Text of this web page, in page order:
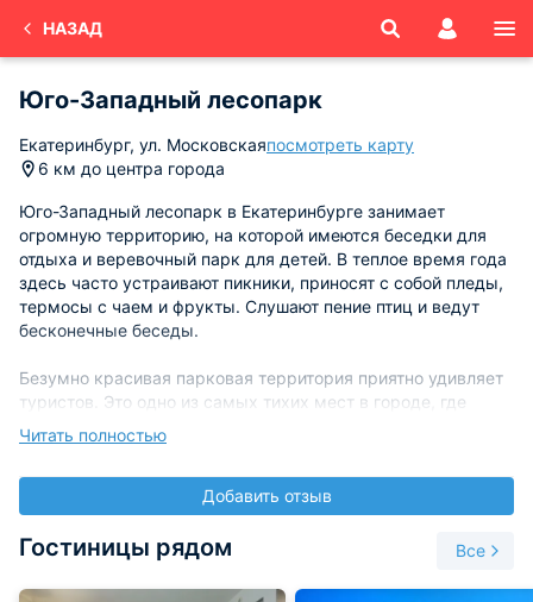
НАЗАД
Юго-Западный лесопарк
Екатеринбург, ул. Московскаяпосмотреть карту
6 км до центра города
Юго-Западный лесопарк в Екатеринбурге занимает
огромную территорию, на которой имеются беседки для
отдыха и веревочный парк для детей. В теплое время года
здесь часто устраивают пикники, приносят с собой пледы,
термосы с чаем и фрукты. Слушают пение птиц и ведут
бесконечные беседы.
Безумно красивая парковая территория приятно удивляет
туристов. Это одно из самых тихих мест в городе, где
можно не слышать назойливого шума машин во время
пробежки. Высокие деревья, свежий воздух и отличное
настроение гарантированы вам в Юго-Западном
Читать полностью
Добавить отзыв
Гостиницы рядом Все